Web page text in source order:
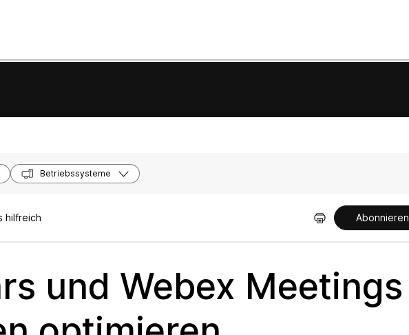
Betriebssysteme
hilfreich Abonnieren
und Webex Meetings